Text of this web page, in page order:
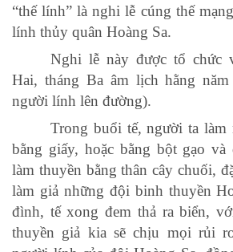
“thế lính” là nghi lễ cúng thế
lính thủy quân Hoàng Sa.
Nghi lễ này được tổ chức
Hai, tháng Ba âm lịch hằng
người lính lên đường).
Trong buổi tế, người ta
bằng giấy, hoặc bằng bột gạo và
làm thuyền bằng thân cây chuối,
làm giả những đội binh thuyền
đình, tế xong đem thả ra biển,
thuyền giả kia sẽ chịu mọi rủi